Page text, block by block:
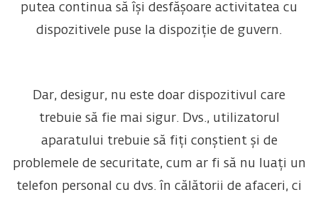
putea continua să își desfășoare activitatea cu
dispozitivele puse la dispoziție de guvern.
Dar, desigur, nu este doar dispozitivul care
trebuie să fie mai sigur. Dvs., utilizatorul
aparatului trebuie să fiți conștient și de
problemele de securitate, cum ar fi să nu luați un
telefon personal cu dvs. în călătorii de afaceri, ci